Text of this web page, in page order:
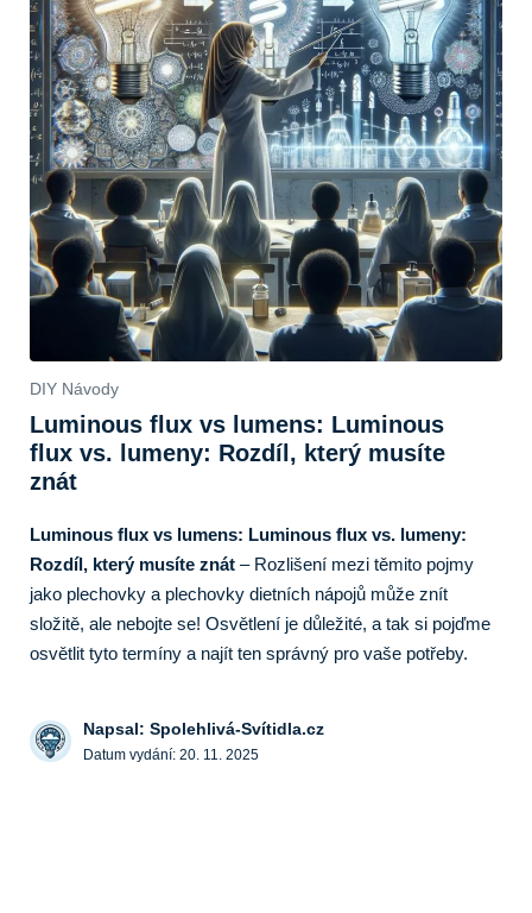
DIY Návody
Luminous flux vs lumens: Luminous
flux vs. lumeny: Rozdíl, který musíte
znát
Luminous flux vs lumens: Luminous flux vs. lumeny:
Rozdíl, který musíte znát – Rozlišení mezi těmito pojmy
jako plechovky a plechovky dietních nápojů může znít
složitě, ale nebojte se! Osvětlení je důležité, a tak si pojďme
osvětlit tyto termíny a najít ten správný pro vaše potřeby.
Napsal: Spolehlivá-Svítidla.cz
Datum vydání: 20. 11. 2025